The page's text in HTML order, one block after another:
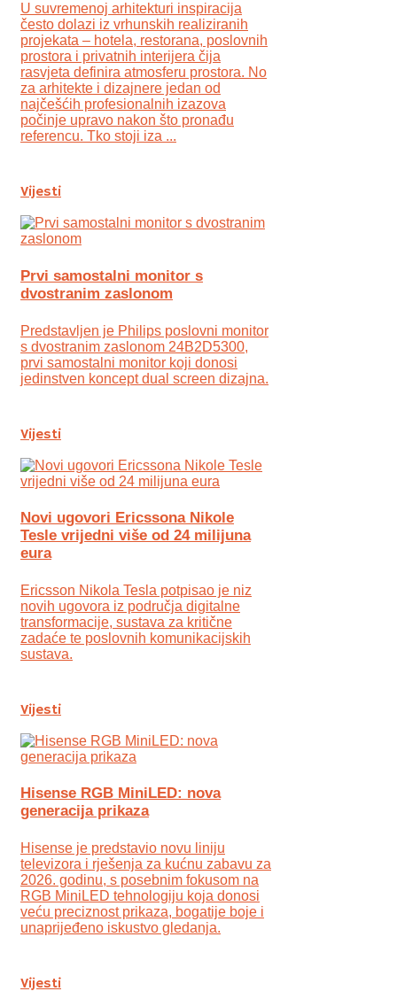
U suvremenoj arhitekturi inspiracija
često dolazi iz vrhunskih realiziranih
projekata – hotela, restorana, poslovnih
prostora i privatnih interijera čija
rasvjeta definira atmosferu prostora. No
za arhitekte i dizajnere jedan od
najčešćih profesionalnih izazova
počinje upravo nakon što pronađu
referencu. Tko stoji iza ...
Vijesti
Prvi samostalni monitor s
dvostranim zaslonom
Predstavljen je Philips poslovni monitor
s dvostranim zaslonom 24B2D5300,
prvi samostalni monitor koji donosi
jedinstven koncept dual screen dizajna.
Vijesti
Novi ugovori Ericssona Nikole
Tesle vrijedni više od 24 milijuna
eura
Ericsson Nikola Tesla potpisao je niz
novih ugovora iz područja digitalne
transformacije, sustava za kritične
zadaće te poslovnih komunikacijskih
sustava.
Vijesti
Hisense RGB MiniLED: nova
generacija prikaza
Hisense je predstavio novu liniju
televizora i rješenja za kućnu zabavu za
2026. godinu, s posebnim fokusom na
RGB MiniLED tehnologiju koja donosi
veću preciznost prikaza, bogatije boje i
unaprijeđeno iskustvo gledanja.
Vijesti